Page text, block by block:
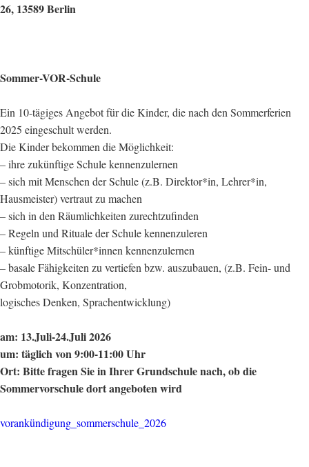
26, 13589 Berlin
Sommer-VOR-Schule
Ein 10-tägiges Angebot für die Kinder, die nach den Sommerferien
2025 eingeschult werden.
Die Kinder bekommen die Möglichkeit:
– ihre zukünftige Schule kennenzulernen
– sich mit Menschen der Schule (z.B. Direktor*in, Lehrer*in,
Hausmeister) vertraut zu machen
– sich in den Räumlichkeiten zurechtzufinden
– Regeln und Rituale der Schule kennenzuleren
– künftige Mitschüler*innen kennenzulernen
– basale Fähigkeiten zu vertiefen bzw. auszubauen, (z.B. Fein- und
Grobmotorik, Konzentration,
logisches Denken, Sprachentwicklung)
am: 13.Juli-24.Juli 2026
um: täglich von 9:00-11:00 Uhr
Ort: Bitte fragen Sie in Ihrer Grundschule nach, ob die
Sommervorschule dort angeboten wird
vorankündigung_sommerschule_2026